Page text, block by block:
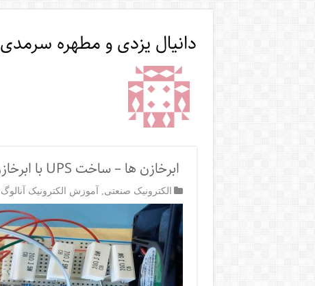
دانیال یزدی و مطهره سرمدی
ابرخازن ها – ساخت UPS با ابرخازن
الکترونیک صنعتی ,آموزش الکترونیک آنالوگ